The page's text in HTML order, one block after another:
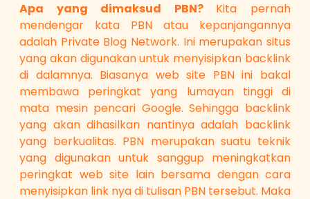
Apa yang dimaksud PBN? Kita pernah
mendengar kata PBN atau kepanjangannya
adalah Private Blog Network. Ini merupakan situs
yang akan digunakan untuk menyisipkan backlink
di dalamnya. Biasanya web site PBN ini bakal
membawa peringkat yang lumayan tinggi di
mata mesin pencari Google. Sehingga backlink
yang akan dihasilkan nantinya adalah backlink
yang berkualitas. PBN merupakan suatu teknik
yang digunakan untuk sanggup meningkatkan
peringkat web site lain bersama dengan cara
menyisipkan link nya di tulisan PBN tersebut. Maka